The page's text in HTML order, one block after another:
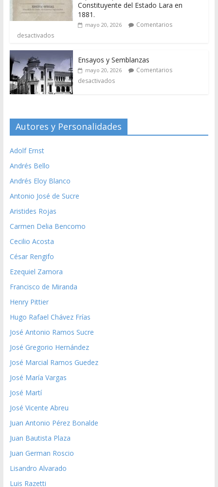
Constituyente del Estado Lara en
1881.
mayo 20, 2026
Comentarios
desactivados
Ensayos y Semblanzas
mayo 20, 2026
Comentarios
desactivados
Autores y Personalidades
Adolf Ernst
Andrés Bello
Andrés Eloy Blanco
Antonio José de Sucre
Aristides Rojas
Carmen Delia Bencomo
Cecilio Acosta
César Rengifo
Ezequiel Zamora
Francisco de Miranda
Henry Pittier
Hugo Rafael Chávez Frías
José Antonio Ramos Sucre
José Gregorio Hernández
José Marcial Ramos Guedez
José María Vargas
José Martí
José Vicente Abreu
Juan Antonio Pérez Bonalde
Juan Bautista Plaza
Juan German Roscio
Lisandro Alvarado
Luis Razetti